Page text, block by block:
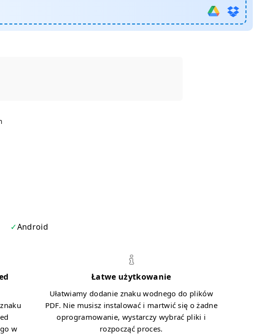
Android
w
Łatwe użytkowanie
Ułatwiamy dodanie znaku wodnego do plików
PDF. Nie musisz instalować i martwić się o żadne
oprogramowanie, wystarczy wybrać pliki i
rozpocząć proces.